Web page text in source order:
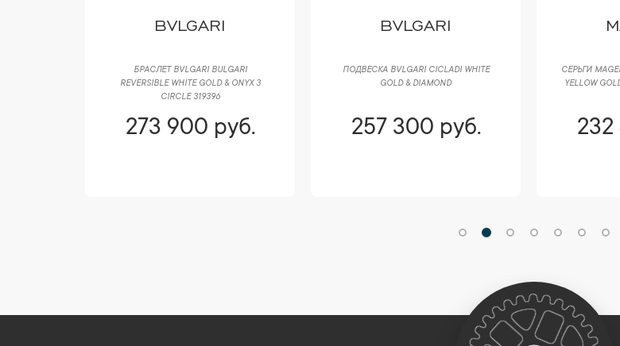
BVLGARI
БРАСЛЕТ BVLGARI BULGARI
REVERSIBLE WHITE GOLD & ONYX 3
CIRCLE 319396
273 900 руб.
BVLGARI
ПОДВЕСКА BVLGARI CICLADI WHITE
GOLD & DIAMOND
257 300 руб.
СЕРЬГИ
YELLOW
232